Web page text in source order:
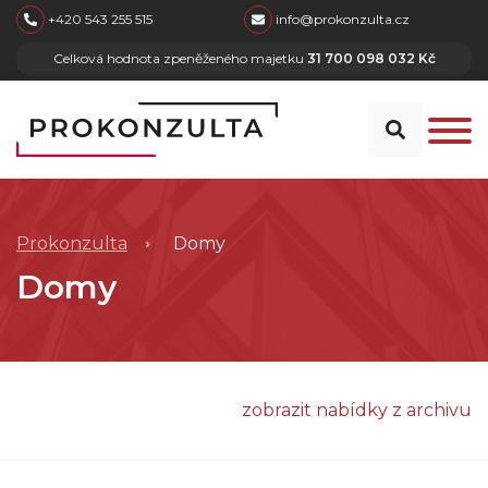
skip to main content
+420 543 255 515 info@prokonzulta.cz
Celková hodnota zpeněženého majetku 31 700 098 032 Kč
Prokonzulta Domy
Domy
zobrazit nabídky z archivu